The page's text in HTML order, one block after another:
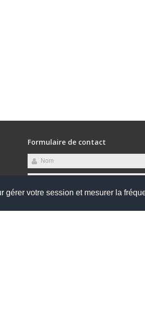
votre session et mesurer la
Formulaire de contact